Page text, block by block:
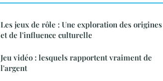
Les jeux de rôle : Une exploration des origines
et de l'influence culturelle
Jeu vidéo : lesquels rapportent vraiment de
l'argent